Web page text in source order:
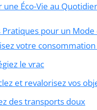
Éco-Vie au
Pratiques pour un Mode
votre
le vrac
et revalorisez vos
des transports doux